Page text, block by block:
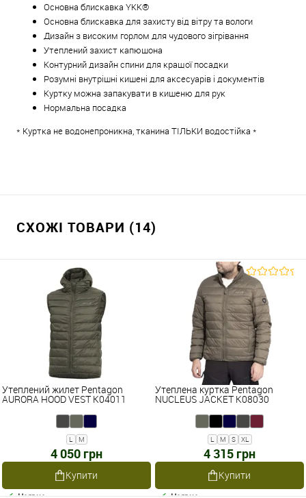
Основна блискавка YKK®
Основна блискавка для захисту від вітру та вологи
Дизайн з високим горлом для чудового зігрівання
Утеплений захист капюшона
Контурний дизайн спини для кращої посадки
Розумні внутрішні кишені для аксесуарів і документів
Куртку можна запакувати в кишеню для рук
Нормальна посадка
* Куртка не водонепроникна, тканина ТІЛЬКИ водостійка *
СХОЖІ ТОВАРИ (14)
Утеплений жилет Pentagon
AURORA HOOD VEST K04011
L M
4 050 грн
Купити
Утеплена куртка Pentagon
NUCLEUS JACKET K08030
L M S XL
4 315 грн
Купити